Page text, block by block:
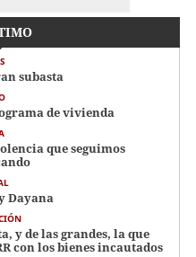
subasta
de vivienda
que seguimos
Dayana
y de las grandes, la que
con los bienes incautados